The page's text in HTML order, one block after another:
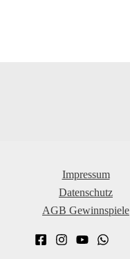
Impressum
Datenschutz
AGB Gewinnspiele